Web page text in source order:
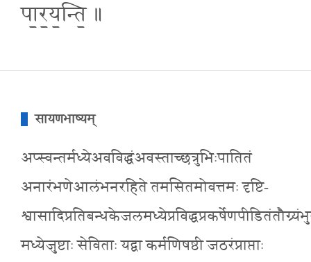
पा॒र॒य॒न्ति॒ ॥
सायणभाष्यम्
अप्स्वन्तर्मध्येअवविद्धंअवस्ताच्छत्रुभिःपातितं
अनारंभणेआलंभनरहिते तमसितमोवत्तमः दृष्टि-
मध्येजुष्टाः सेविताः यद्वा कर्मणिषष्ठी जठरंप्राप्ताः